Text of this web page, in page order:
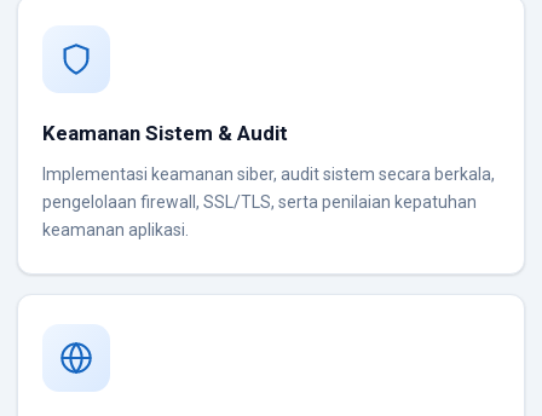
Keamanan Sistem & Audit
Implementasi keamanan siber, audit sistem secara berkala,
pengelolaan firewall, SSL/TLS, serta penilaian kepatuhan
keamanan aplikasi.